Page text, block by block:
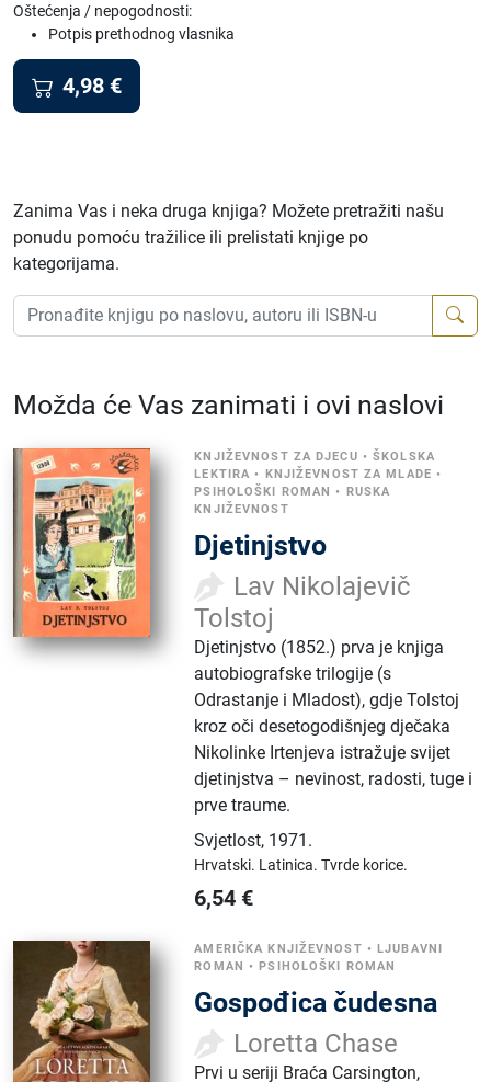
Oštećenja / nepogodnosti:
Potpis prethodnog vlasnika
4,98 €
Zanima Vas i neka druga knjiga? Možete pretražiti našu
ponudu pomoću tražilice ili prelistati knjige po
kategorijama.
Možda će Vas zanimati i ovi naslovi
KNJIŽEVNOST ZA DJECU •ŠKOLSKA
LEKTIRA • KNJIŽEVNOST ZA MLADE •
PSIHOLOŠKI ROMAN •
RUSKA
KNJIŽEVNOST
Djetinjstvo
Lav Nikolajevič
Tolstoj
Djetinjstvo (1852.) prva je knjiga
autobiografske trilogije (s
Odrastanje i Mladost), gdje Tolstoj
kroz oči desetogodišnjeg dječaka
Nikolinke Irtenjeva istražuje svijet
djetinjstva – nevinost, radosti, tuge i
prve traume.
Svjetlost, 1971.
Hrvatski. Latinica.Tvrde korice.
6,54 €
AMERIČKA KNJIŽEVNOST • LJUBAVNI
ROMAN • PSIHOLOŠKI ROMAN
Gospođica čudesna
Loretta Chase
Prvi u seriji Braća Carsington,